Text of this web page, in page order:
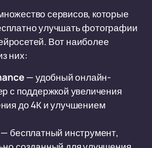
сервисов, которые
улучшать фотографии
Вот наиболее
них:
— удобный онлайн-
с поддержкой увеличения
до 4К и улучшением
бесплатный инструмент,